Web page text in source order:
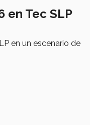
en Tec SLP
en un escenario de